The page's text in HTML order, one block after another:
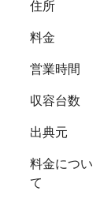
住所
料金
営業時間
収容台数
出典元
料金につい
て